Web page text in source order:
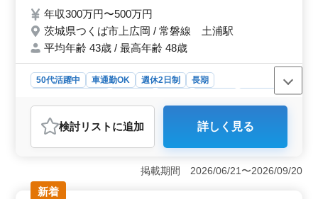
◯年間休日120日！残業ほとんどなし！ ☆即
戦力急募！経験豊富なベテラン世代からのご
応募をお待ちしています★
年収300万円〜500万円
茨城県つくば市上広岡 / 常磐線 土浦駅
平均年齢 43歳 / 最高年齢 48歳
50代活躍中 車通勤OK 週休2日制
長期
派遣社員
会計事務所
おすすめポイント
＜税理士補助業務、中高年活躍中＞ 茨城県つくば市上
広岡に位置する会計事務所では、税理士補助業務に経験
豊富な中高年の方々が活躍しています。伝票のパソコン
入力や顧問先での入力指導などの業務を担当します。経
検討リスト に追加 詳しく見る
掲載期間 2026/06/21〜2026/09/20
新着